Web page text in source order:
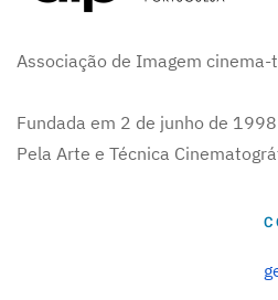
Associação de Imagem
Fundada em 2 de junho de 1998
Pela Arte e Técnica